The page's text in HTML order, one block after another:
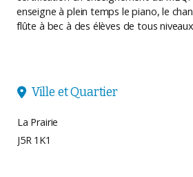
enseigne à plein temps le piano, le
flûte à bec à des élèves de tous
 Ville et Quartier
La Prairie
J5R 1K1